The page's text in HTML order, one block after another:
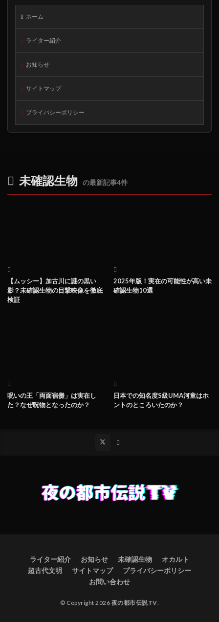
ホーム
ライター紹介
お知らせ
サイトマップ
プライバシーポリシー
未確認生物 の最新記事4件
【ムッシー】加古川に謎の黒い
影？未確認生物の目撃映像を徹底
検証
2025年版！実在の可能性が高い未
確認生物10選
呪いの王「両面宿儺」は実在し
た？なぜ呪物となったのか？
日本での知名度S級UMA河童はホ
ントのところいたのか？
ライター紹介 お知らせ 未確認生物
オカルト
超古代文明
サイトマップ
プライバシーポリシー
お問い合わせ
© Copyright 2026 夜の都市伝説TV